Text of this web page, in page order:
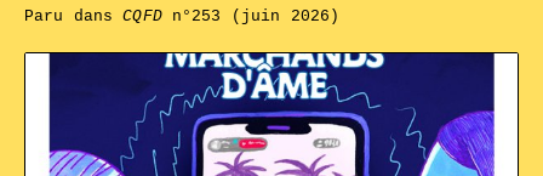
Paru dansCQFDn°253 (juin 2026)